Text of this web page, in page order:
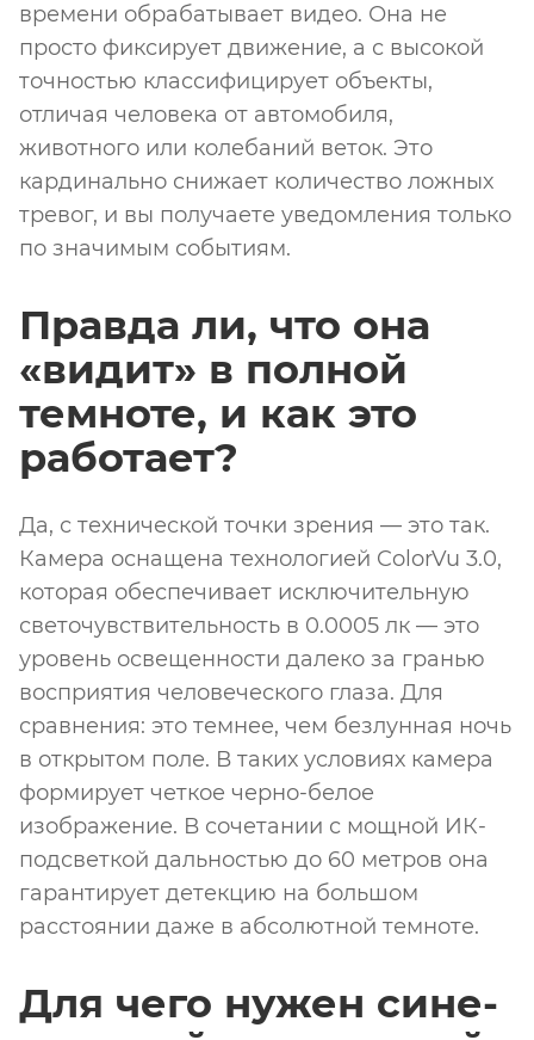
времени обрабатывает видео. Она не
просто фиксирует движение, а с высокой
точностью классифицирует объекты,
отличая человека от автомобиля,
животного или колебаний веток. Это
кардинально снижает количество ложных
тревог, и вы получаете уведомления только
по значимым событиям.
Правда ли, что она
«видит» в полной
темноте, и как это
работает?
Да, с технической точки зрения — это так.
Камера оснащена технологией ColorVu 3.0,
которая обеспечивает исключительную
светочувствительность в 0.0005 лк — это
уровень освещенности далеко за гранью
восприятия человеческого глаза. Для
сравнения: это темнее, чем безлунная ночь
в открытом поле. В таких условиях камера
формирует четкое черно-белое
изображение. В сочетании с мощной ИК-
подсветкой дальностью до 60 метров она
гарантирует детекцию на большом
расстоянии даже в абсолютной темноте.
Для чего нужен сине-